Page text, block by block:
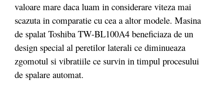
valoare mare daca luam in considerare viteza mai
scazuta in comparatie cu cea a altor modele. Masina
de spalat Toshiba TW-BL100A4 beneficiaza de un
design special al peretilor laterali ce diminueaza
zgomotul si vibratiile ce survin in timpul procesului
de spalare automat.